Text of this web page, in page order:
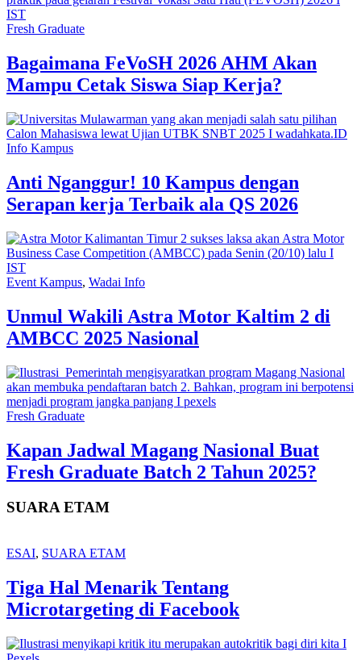
Fresh Graduate
Bagaimana FeVoSH 2026 AHM Akan
Mampu Cetak Siswa Siap Kerja?
Info Kampus
Anti Nganggur! 10 Kampus dengan
Serapan kerja Terbaik ala QS 2026
Event Kampus, Wadai Info
Unmul Wakili Astra Motor Kaltim 2 di
AMBCC 2025 Nasional
Fresh Graduate
Kapan Jadwal Magang Nasional Buat
Fresh Graduate Batch 2 Tahun 2025?
SUARA ETAM
ESAI, SUARA ETAM
Tiga Hal Menarik Tentang
Microtargeting di Facebook